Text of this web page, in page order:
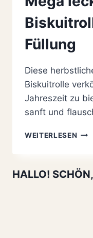
Füllung
Diese
Biskuitrolle
Jahreszeit zu
sanft und
WEITERLESEN
MIT
HALLO!